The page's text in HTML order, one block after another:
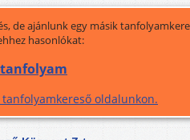
de ajánlunk egy másik
hasonlókat:
oldalunkon.